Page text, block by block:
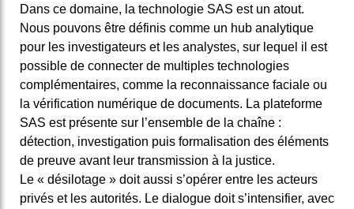
Dans ce domaine, la technologie SAS est un atout.
Nous pouvons être définis comme un hub analytique
pour les investigateurs et les analystes, sur lequel il est
possible de connecter de multiples technologies
complémentaires, comme la reconnaissance faciale ou
la vérification numérique de documents. La plateforme
SAS est présente sur l’ensemble de la chaîne :
détection, investigation puis formalisation des éléments
de preuve avant leur transmission à la justice.
Le « désilotage » doit aussi s’opérer entre les acteurs
privés et les autorités. Le dialogue doit s’intensifier, avec